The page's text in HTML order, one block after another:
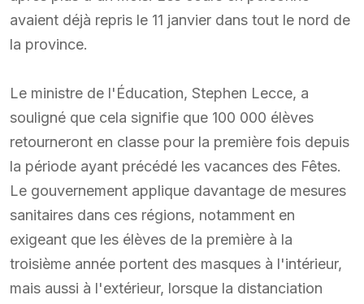
avaient déjà repris le 11 janvier dans tout le nord de
la province.
Le ministre de l'Éducation, Stephen Lecce, a
souligné que cela signifie que 100 000 élèves
retourneront en classe pour la première fois depuis
la période ayant précédé les vacances des Fêtes.
Le gouvernement applique davantage de mesures
sanitaires dans ces régions, notamment en
exigeant que les élèves de la première à la
troisième année portent des masques à l'intérieur,
mais aussi à l'extérieur, lorsque la distanciation